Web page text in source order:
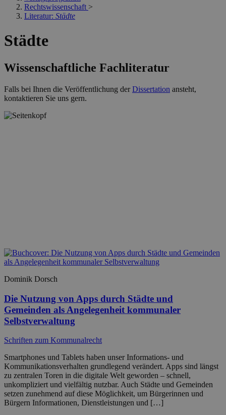
Rechtswissenschaft >
Literatur: Städte
Städte
Wissenschaftliche Fachliteratur
Falls bei Ihnen die Veröffentlichung derDissertation ansteht,
kontaktieren Sie uns gern.
Dominik Dorsch
Die Nutzung von Apps durch Städte und
Gemeinden als Angelegenheit kommunaler
Selbstverwaltung
Schriften zum Kommunalrecht
Smartphones und Tablets haben unser Informations- und
Kommunikationsverhalten grundlegend verändert. Apps sind längst
zu zentralen Toren in die digitale Welt geworden – schnell,
unkompliziert und vielfältig nutzbar. Auch Städte und Gemeinden
setzen zunehmend auf diese Möglichkeit, um Bürgerinnen und
Bürgern Informationen, Dienstleistungen und […]